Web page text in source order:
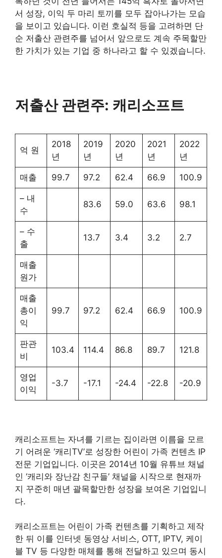
서 성장, 이익 두 마리 토끼를 모두 잡아나가는 모습
을 보이고 있습니다. 이런 호실적 등을 고려하면 단
순 저출산 관련주를 넘어서 앞으로도 계속 주목할만
한 가치가 있는 기업 중 하나라고 할 수 있겠습니다.
저출산 관련주: 캐리소프트
억 원
2018
년
2019
년
2020
년
2021
년
2022
년
매출 99.7 97.2 62.4 66.9 100.9
– 내
수
83.6 59.0 63.6 98.1
– 수
출
13.7 3.4 3.2 2.7
매출
원가
매출
총이
익
99.7 97.2 62.4 66.9 100.9
판관
비
103.4 114.4 86.8 89.7 121.8
영업
이익
-3.7 -17.1 -24.4 -22.8 -20.9
캐리소프트는 자녀를 기르는 집이라면 이름을 모르
기 어려운 ‘캐리TV’로 성장한 어린이 가족 컨텐츠 IP
전문 기업입니다. 이곳은 2014년 10월 유튜브 채널
인 ‘캐리와 장난감 친구들’ 채널을 시작으로 현재까
지 꾸준히 매년 괄목할만한 성장을 보여온 기업입니
다.
캐리소프트는 어린이 가족 컨텐츠를 기획하고 제작
한 뒤 이를 인터넷 동영상 서비스, OTT, IPTV, 케이
블 TV 등 다양한 매체를 통해 전달하고 있으며 동시